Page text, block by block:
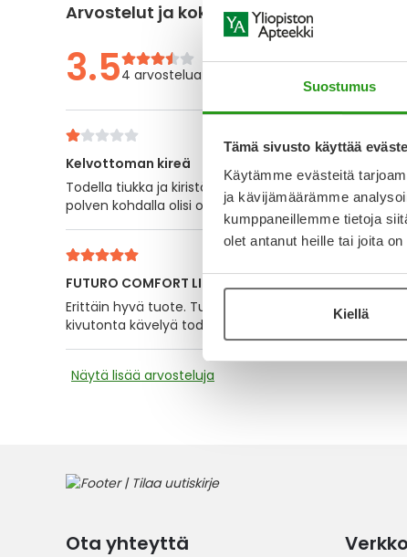
Suostumus
Tämä sivusto käyttää
Käytämme evästeitä
ja kävijämäärämme
kumppaneillemme tietoja
olet antanut heille tai joita
Kiellä
Arvostelut ja kokemuksia
3.54 arvostelua
Kelvottoman kireä
Todella tiukka ja kiristää hurjasti polven ala- ja
polven kohdalla olisi ollut sopiva tuki. Jotenkin oudon
FUTURO COMFORT LIFT POLVITUKI L
Erittäin hyvä tuote. Tukee hyvin ja puristus on sopiva
kivutonta kävelyä todella paljon.
Näytä lisää arvosteluja
Ota yhteyttä